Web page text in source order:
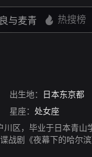
出生地： 日本东京都
星座： 处女座
川区，毕业于日本青
战剧《夜幕下的哈尔
，在抗日剧《决战前